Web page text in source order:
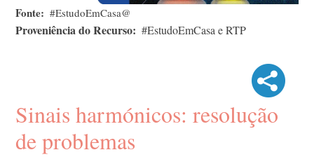
Fonte #EstudoEmCasa@
Proveniência do Recurso #EstudoEmCasa e RTP
Sinais harmónicos: resolução
de problemas